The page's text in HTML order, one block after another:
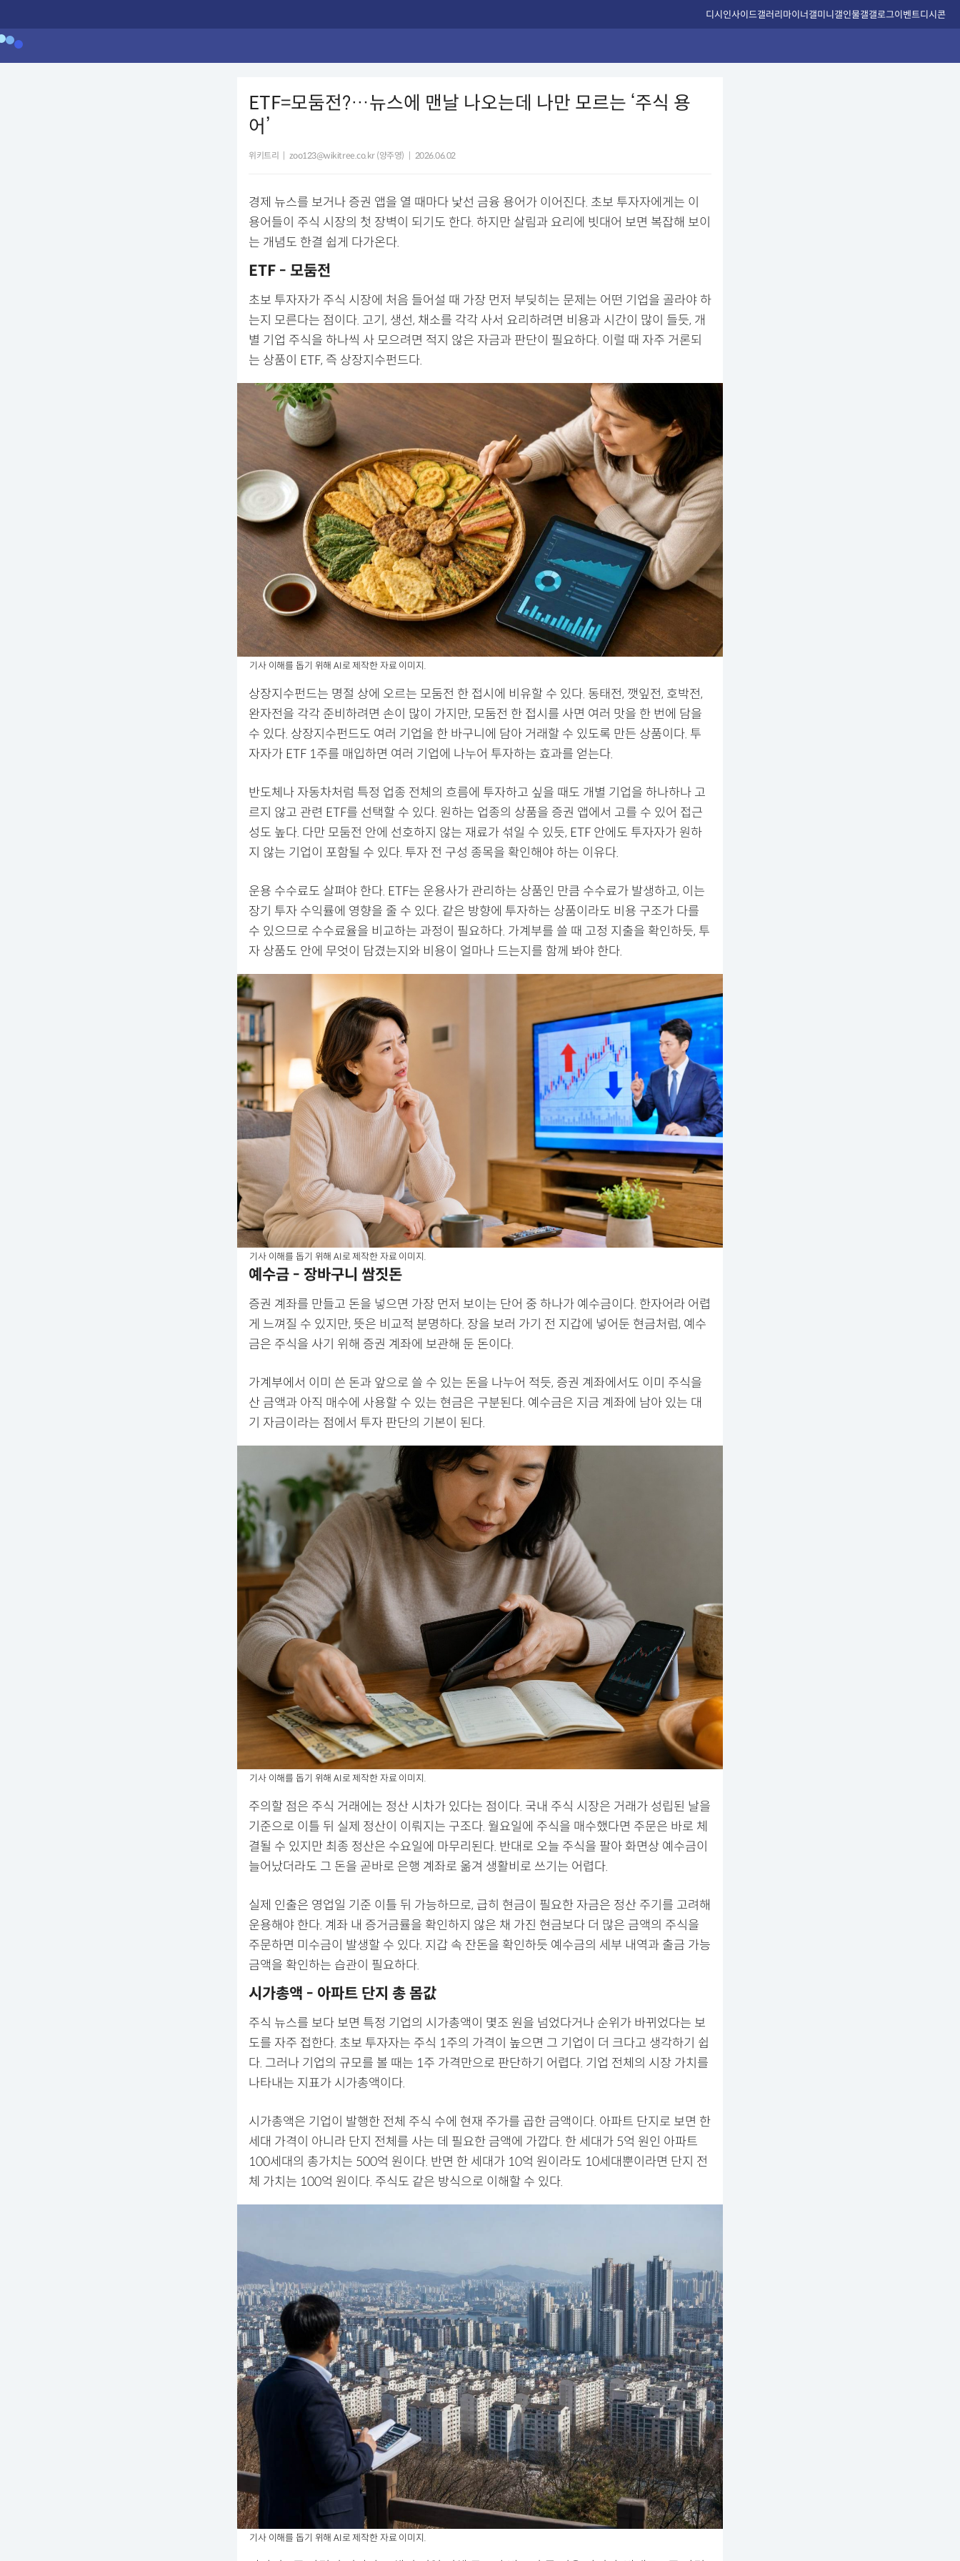
디시인사이드갤러리마이너갤미니갤인물갤갤로그이벤트디시콘
ETF=모둠전?…뉴스에 맨날 나오는데 나만 모르는 ‘주식 용
어’
위키트리 zoo123@wikitree.co.kr (양주영) 2026.06.02
경제 뉴스를 보거나 증권 앱을 열 때마다 낯선 금융 용어가 이어진다. 초보 투자자에게는 이
용어들이 주식 시장의 첫 장벽이 되기도 한다. 하지만 살림과 요리에 빗대어 보면 복잡해 보이
는 개념도 한결 쉽게 다가온다.
ETF - 모둠전
초보 투자자가 주식 시장에 처음 들어설 때 가장 먼저 부딪히는 문제는 어떤 기업을 골라야 하
는지 모른다는 점이다. 고기, 생선, 채소를 각각 사서 요리하려면 비용과 시간이 많이 들듯, 개
별 기업 주식을 하나씩 사 모으려면 적지 않은 자금과 판단이 필요하다. 이럴 때 자주 거론되
는 상품이 ETF, 즉 상장지수펀드다.
기사 이해를 돕기 위해 AI로 제작한 자료 이미지.
상장지수펀드는 명절 상에 오르는 모둠전 한 접시에 비유할 수 있다. 동태전, 깻잎전, 호박전,
완자전을 각각 준비하려면 손이 많이 가지만, 모둠전 한 접시를 사면 여러 맛을 한 번에 담을
수 있다. 상장지수펀드도 여러 기업을 한 바구니에 담아 거래할 수 있도록 만든 상품이다. 투
자자가 ETF 1주를 매입하면 여러 기업에 나누어 투자하는 효과를 얻는다.
반도체나 자동차처럼 특정 업종 전체의 흐름에 투자하고 싶을 때도 개별 기업을 하나하나 고
르지 않고 관련 ETF를 선택할 수 있다. 원하는 업종의 상품을 증권 앱에서 고를 수 있어 접근
성도 높다. 다만 모둠전 안에 선호하지 않는 재료가 섞일 수 있듯, ETF 안에도 투자자가 원하
지 않는 기업이 포함될 수 있다. 투자 전 구성 종목을 확인해야 하는 이유다.
운용 수수료도 살펴야 한다. ETF는 운용사가 관리하는 상품인 만큼 수수료가 발생하고, 이는
장기 투자 수익률에 영향을 줄 수 있다. 같은 방향에 투자하는 상품이라도 비용 구조가 다를
수 있으므로 수수료율을 비교하는 과정이 필요하다. 가계부를 쓸 때 고정 지출을 확인하듯, 투
자 상품도 안에 무엇이 담겼는지와 비용이 얼마나 드는지를 함께 봐야 한다.
기사 이해를 돕기 위해 AI로 제작한 자료 이미지.
예수금 - 장바구니 쌈짓돈
증권 계좌를 만들고 돈을 넣으면 가장 먼저 보이는 단어 중 하나가 예수금이다. 한자어라 어렵
게 느껴질 수 있지만, 뜻은 비교적 분명하다. 장을 보러 가기 전 지갑에 넣어둔 현금처럼, 예수
금은 주식을 사기 위해 증권 계좌에 보관해 둔 돈이다.
가계부에서 이미 쓴 돈과 앞으로 쓸 수 있는 돈을 나누어 적듯, 증권 계좌에서도 이미 주식을
산 금액과 아직 매수에 사용할 수 있는 현금은 구분된다. 예수금은 지금 계좌에 남아 있는 대
기 자금이라는 점에서 투자 판단의 기본이 된다.
기사 이해를 돕기 위해 AI로 제작한 자료 이미지.
주의할 점은 주식 거래에는 정산 시차가 있다는 점이다. 국내 주식 시장은 거래가 성립된 날을
기준으로 이틀 뒤 실제 정산이 이뤄지는 구조다. 월요일에 주식을 매수했다면 주문은 바로 체
결될 수 있지만 최종 정산은 수요일에 마무리된다. 반대로 오늘 주식을 팔아 화면상 예수금이
늘어났더라도 그 돈을 곧바로 은행 계좌로 옮겨 생활비로 쓰기는 어렵다.
실제 인출은 영업일 기준 이틀 뒤 가능하므로, 급히 현금이 필요한 자금은 정산 주기를 고려해
운용해야 한다. 계좌 내 증거금률을 확인하지 않은 채 가진 현금보다 더 많은 금액의 주식을
주문하면 미수금이 발생할 수 있다. 지갑 속 잔돈을 확인하듯 예수금의 세부 내역과 출금 가능
금액을 확인하는 습관이 필요하다.
시가총액 - 아파트 단지 총 몸값
주식 뉴스를 보다 보면 특정 기업의 시가총액이 몇조 원을 넘었다거나 순위가 바뀌었다는 보
도를 자주 접한다. 초보 투자자는 주식 1주의 가격이 높으면 그 기업이 더 크다고 생각하기 쉽
다. 그러나 기업의 규모를 볼 때는 1주 가격만으로 판단하기 어렵다. 기업 전체의 시장 가치를
나타내는 지표가 시가총액이다.
시가총액은 기업이 발행한 전체 주식 수에 현재 주가를 곱한 금액이다. 아파트 단지로 보면 한
세대 가격이 아니라 단지 전체를 사는 데 필요한 금액에 가깝다. 한 세대가 5억 원인 아파트
100세대의 총가치는 500억 원이다. 반면 한 세대가 10억 원이라도 10세대뿐이라면 단지 전
체 가치는 100억 원이다. 주식도 같은 방식으로 이해할 수 있다.
기사 이해를 돕기 위해 AI로 제작한 자료 이미지.